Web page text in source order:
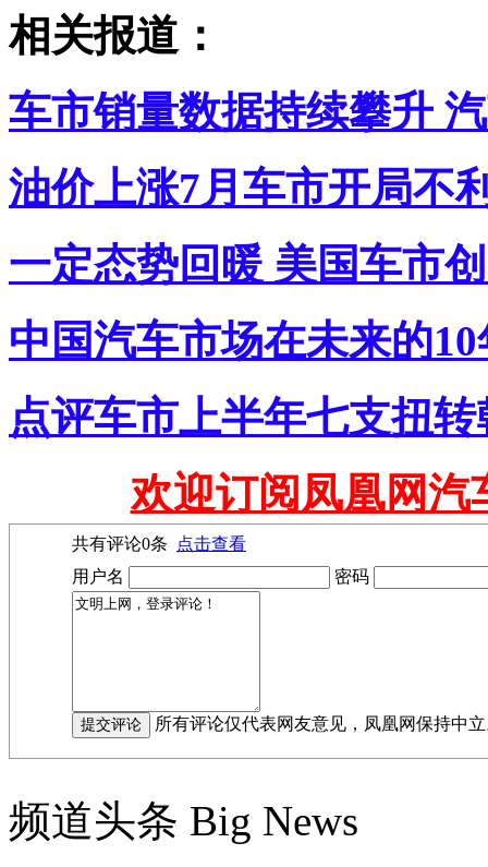
相关报道：
车市销量数据持续攀升
油价上涨7月车市开局不
一定态势回暖 美国车市
中国汽车市场在未来的
点评车市上半年七支扭
欢迎订阅凤凰网汽
共有评论0条
点击查看
用户名
密码
所有评论仅代表网友意见，凤凰网保持中
频道头条 Big News